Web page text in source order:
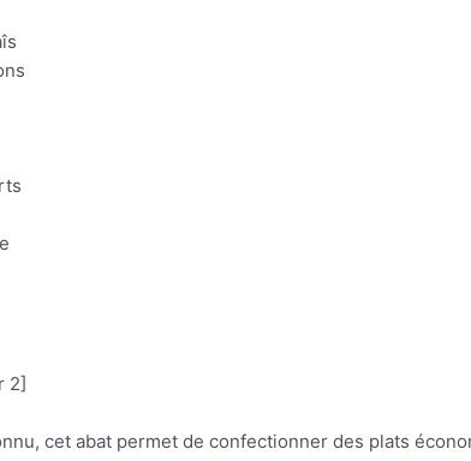
2]
cet abat permet de confectionner des plats